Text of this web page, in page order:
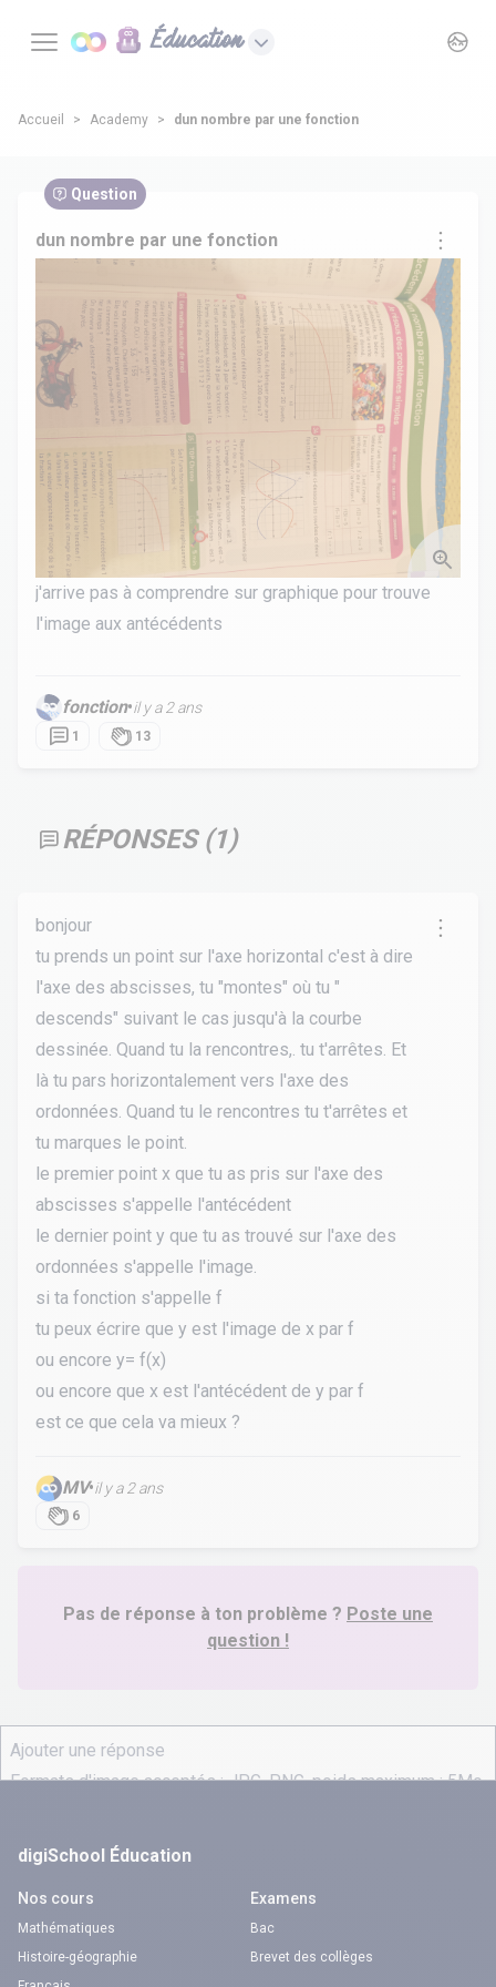
Éducation
Accueil Academy dun nombre par une fonction
Question
dun nombre par une fonction
j'arrive pas à comprendre sur graphique pour trouve
l'image aux antécédents
fonction•il y a 2 ans
1 13
RÉPONSES (1)
bonjour
tu prends un point sur l'axe horizontal c'est à dire
l'axe des abscisses, tu "montes" où tu "
descends" suivant le cas jusqu'à la courbe
dessinée. Quand tu la rencontres,. tu t'arrêtes. Et
là tu pars horizontalement vers l'axe des
ordonnées. Quand tu le rencontres tu t'arrêtes et
tu marques le point.
le premier point x que tu as pris sur l'axe des
abscisses s'appelle l'antécédent
le dernier point y que tu as trouvé sur l'axe des
ordonnées s'appelle l'image.
si ta fonction s'appelle f
tu peux écrire que y est l'image de x par f
ou encore y= f(x)
ou encore que x est l'antécédent de y par f
est ce que cela va mieux ?
MV•il y a 2 ans
6
Pas de réponse à ton problème ? Poste une
question !
digiSchool Éducation
Nos cours
Mathématiques
Histoire-géographie
Examens
Bac
Brevet des collèges